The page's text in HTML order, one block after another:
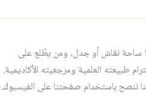
ساحة نقاش أو جدل، ومن يطّلع على
طبيعته العلمية ومرجعيته الأكاديمية.
ننصح باستخدام صفحتنا على الفيسبوك.